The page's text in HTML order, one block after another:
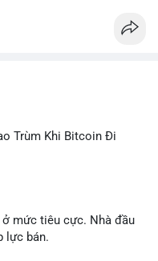
160 triệu USD được
phục vụ mục đích tái
giữ dài hạn, hoặc
ngắn hạn lên thị trường
bán tháo. Tuy nhiên,
từ địa chỉ ví nguồn để
Trùm Khi Bitcoin Đi
ở mức tiêu cực. Nhà đầu
lực bán.